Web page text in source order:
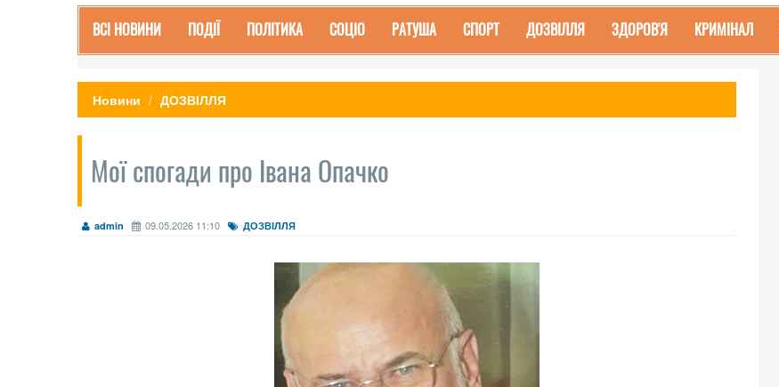
ВСІ НОВИНИ ПОДІЇ ПОЛІТИКА СОЦІО РАТУША СПОРТ ДОЗВІЛЛЯ ЗДОРОВ'Я КРИМІНАЛ
Новини ДОЗВІЛЛЯ
Мої спогади про Івана Опачко
admin 09.05.2026 11:10 ДОЗВІЛЛЯ